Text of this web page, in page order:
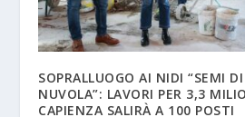
SOPRALLUOGO AI NIDI “SEMI
NUVOLA”: LAVORI PER 3,3
CAPIENZA SALIRÀ A 100 POSTI